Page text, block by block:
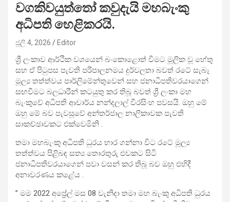
වගකිවයුත්තෝ කවුදැයි මහබැංකු
අධිපති හෙළිකරයි.
ජූලි 4, 2026 Editor
ශ්‍රී ලංකාව ආර්ථික වශයෙන් බංකොළොත් වීමට මූලික වූ හේතු
සහ ඒ පිටුපස පැවති පරිපාලනමය දුර්වලතා බවත් රටේ සැබෑ
මූල්‍ය තත්ත්වය පාර්ලිමේන්තුවෙන් සහ ජනාධිපතිවරයාගෙන්
සඟවීමට බලධාරීන් කටයුතු කර තිබූ බවත් ශ්‍රී ලංකා මහ
බැංකුවේ අධිපති ආචාර්ය නන්දලාල් වීරසිංහ පවසයි. ඔහු මේ
ඔහු මේ බව පැවසූවේ අන්තර්ජාල නාලිකාවක පැවති
සාකච්ඡාවකට එක්වෙමිනි .
තමා මහබැංකු අධිපති ධුරය භාර ගන්නා විට රටේ මූල්‍ය
තත්ත්වය පිළිබඳ සත්‍ය තොරතුරු එවකට සිටි
ජනාධිපතිවරයාගෙන් පවා වසන් කර තිබූ බව ඔහු එහිදී
අනාවරණය කළේය .
” මම 2022 අප්‍රේල් මස 08 වැනිදා තමා මහ බැංකු අධිපති ධුරය